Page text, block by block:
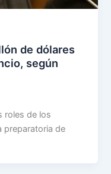
de dólares
según
roles de los
preparatoria de